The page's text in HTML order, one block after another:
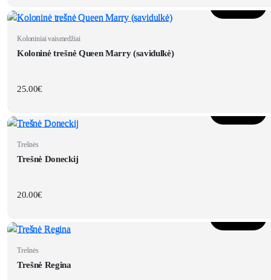
Koloniniai vaismedžiai
Koloninė trešnė Queen Marry (savidulkė)
25.00€
Trešnės
Trešnė Doneckij
20.00€
Trešnės
Trešnė Regina